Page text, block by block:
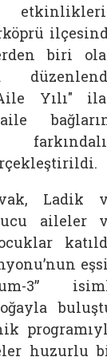
biri
Yılı"
Ladik
aileler
3”
huzurlu